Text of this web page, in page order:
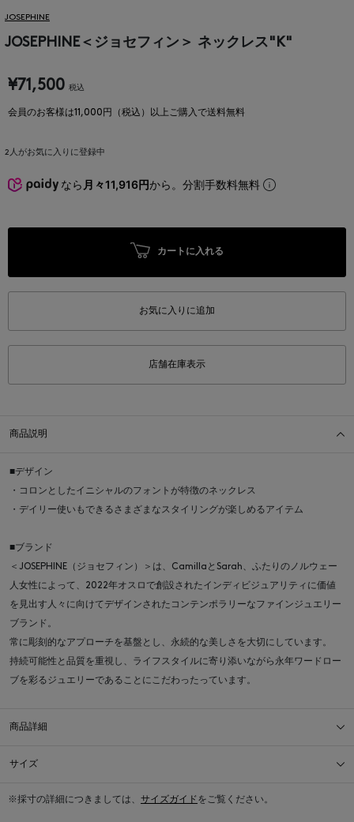
JOSEPHINE
JOSEPHINE＜ジョセフィン＞ ネックレス"K"
¥71,500 税込
会員のお客様は11,000円（税込）以上ご購入で送料無料
2 人がお気に入りに登録中
なら 月々11,916円から。分割手数料無料
カートに入れる
お気に入りに追加
店舗在庫表示
商品説明
■デザイン
・コロンとしたイニシャルのフォントが特徴のネックレス
・デイリー使いもできるさまざまなスタイリングが楽しめるアイテム
■ブランド
＜JOSEPHINE（ジョセフィン）＞は、CamillaとSarah、ふたりのノルウェー
人女性によって、2022年オスロで創設されたインディビジュアリティに価値
を見出す人々に向けてデザインされたコンテンポラリーなファインジュエリー
ブランド。
常に彫刻的なアプローチを基盤とし、永続的な美しさを大切にしています。
持続可能性と品質を重視し、ライフスタイルに寄り添いながら永年ワードロー
ブを彩るジュエリーであることにこだわったっています。
商品詳細
サイズ
※採寸の詳細につきましては、 サイズガイドをご覧ください。